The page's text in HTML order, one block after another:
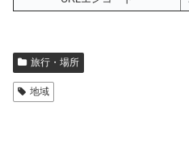
旅行・場所
地域